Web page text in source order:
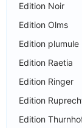
Edition Noir
Edition Olms
Edition plumule
Edition Raetia
Edition Ringer
Edition
Edition